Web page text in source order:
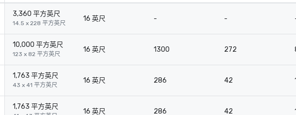
3,360 平方英尺
14.5 x 228 平方英尺
16 英尺 - -
10,000 平方英尺
123 x 82 平方英尺
16 英尺 1300 272
1,763 平方英尺
43 x 41 平方英尺
16 英尺 286 42
1,763 平方英尺
16 英尺 286 42